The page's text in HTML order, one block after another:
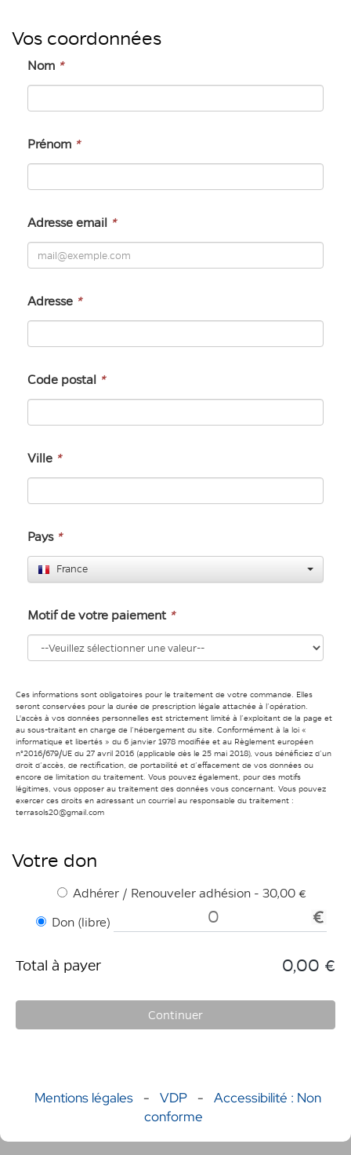
Vos coordonnées
Nom *
Prénom *
Adresse email *
Adresse *
Code postal *
Ville *
Pays *
France
Motif de votre paiement *
Ces informations sont obligatoires pour le traitement de votre commande. Elles
seront conservées pour la durée de prescription légale attachée à l’opération.
L'accès à vos données personnelles est strictement limité à l’exploitant de la page et
au sous-traitant en charge de l’hébergement du site. Conformément à la loi «
informatique et libertés » du 6 janvier 1978 modifiée et au Règlement européen
n°2016/679/UE du 27 avril 2016 (applicable dès le 25 mai 2018), vous bénéficiez d’un
droit d’accès, de rectification, de portabilité et d’effacement de vos données ou
encore de limitation du traitement. Vous pouvez également, pour des motifs
légitimes, vous opposer au traitement des données vous concernant. Vous pouvez
exercer ces droits en adressant un courriel au responsable du traitement :
terrasols20@gmail.com
Votre don
Adhérer / Renouveler adhésion - 30,00 €
Don (libre)
Total à payer 0,00 €
Continuer
Mentions légales - VDP -
Accessibilité : Non
conforme